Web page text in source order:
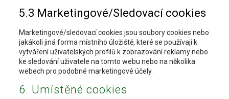
5.3 Marketingové/Sledovací cookies
Marketingové/sledovací cookies jsou soubory cookies nebo
jakákoli jiná forma místního úložiště, které se používají k
vytváření uživatelských profilů k zobrazování reklamy nebo
ke sledování uživatele na tomto webu nebo na několika
webech pro podobné marketingové účely.
6. Umístěné cookies